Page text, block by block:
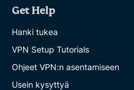
Get Help
Hanki tukea
VPN Setup Tutorials
Ohjeet VPN:n asentamiseen
Usein kysyttyä